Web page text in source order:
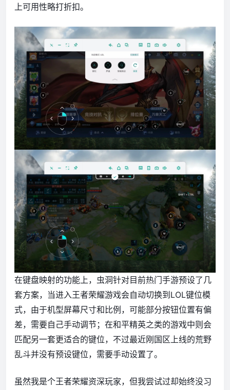
上可用性略打折扣。
在键盘映射的功能上，虫洞针对目前热门手游预设了几
套方案，当进入王者荣耀游戏会自动切换到LOL键位模
式，由于机型屏幕尺寸和比例，可能部分按钮位置有偏
差，需要自己手动调节；在和平精英之类的游戏中则会
匹配另一套更适合的键位，不过最近刚国区上线的荒野
乱斗并没有预设键位，需要手动设置了。
虽然我是个王者荣耀资深玩家，但我尝试过却始终没习